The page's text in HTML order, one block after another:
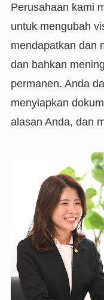
Perusahaan kami
untuk mengubah
mendapatkan dan
dan bahkan
permanen. Anda
menyiapkan
alasan Anda, dan